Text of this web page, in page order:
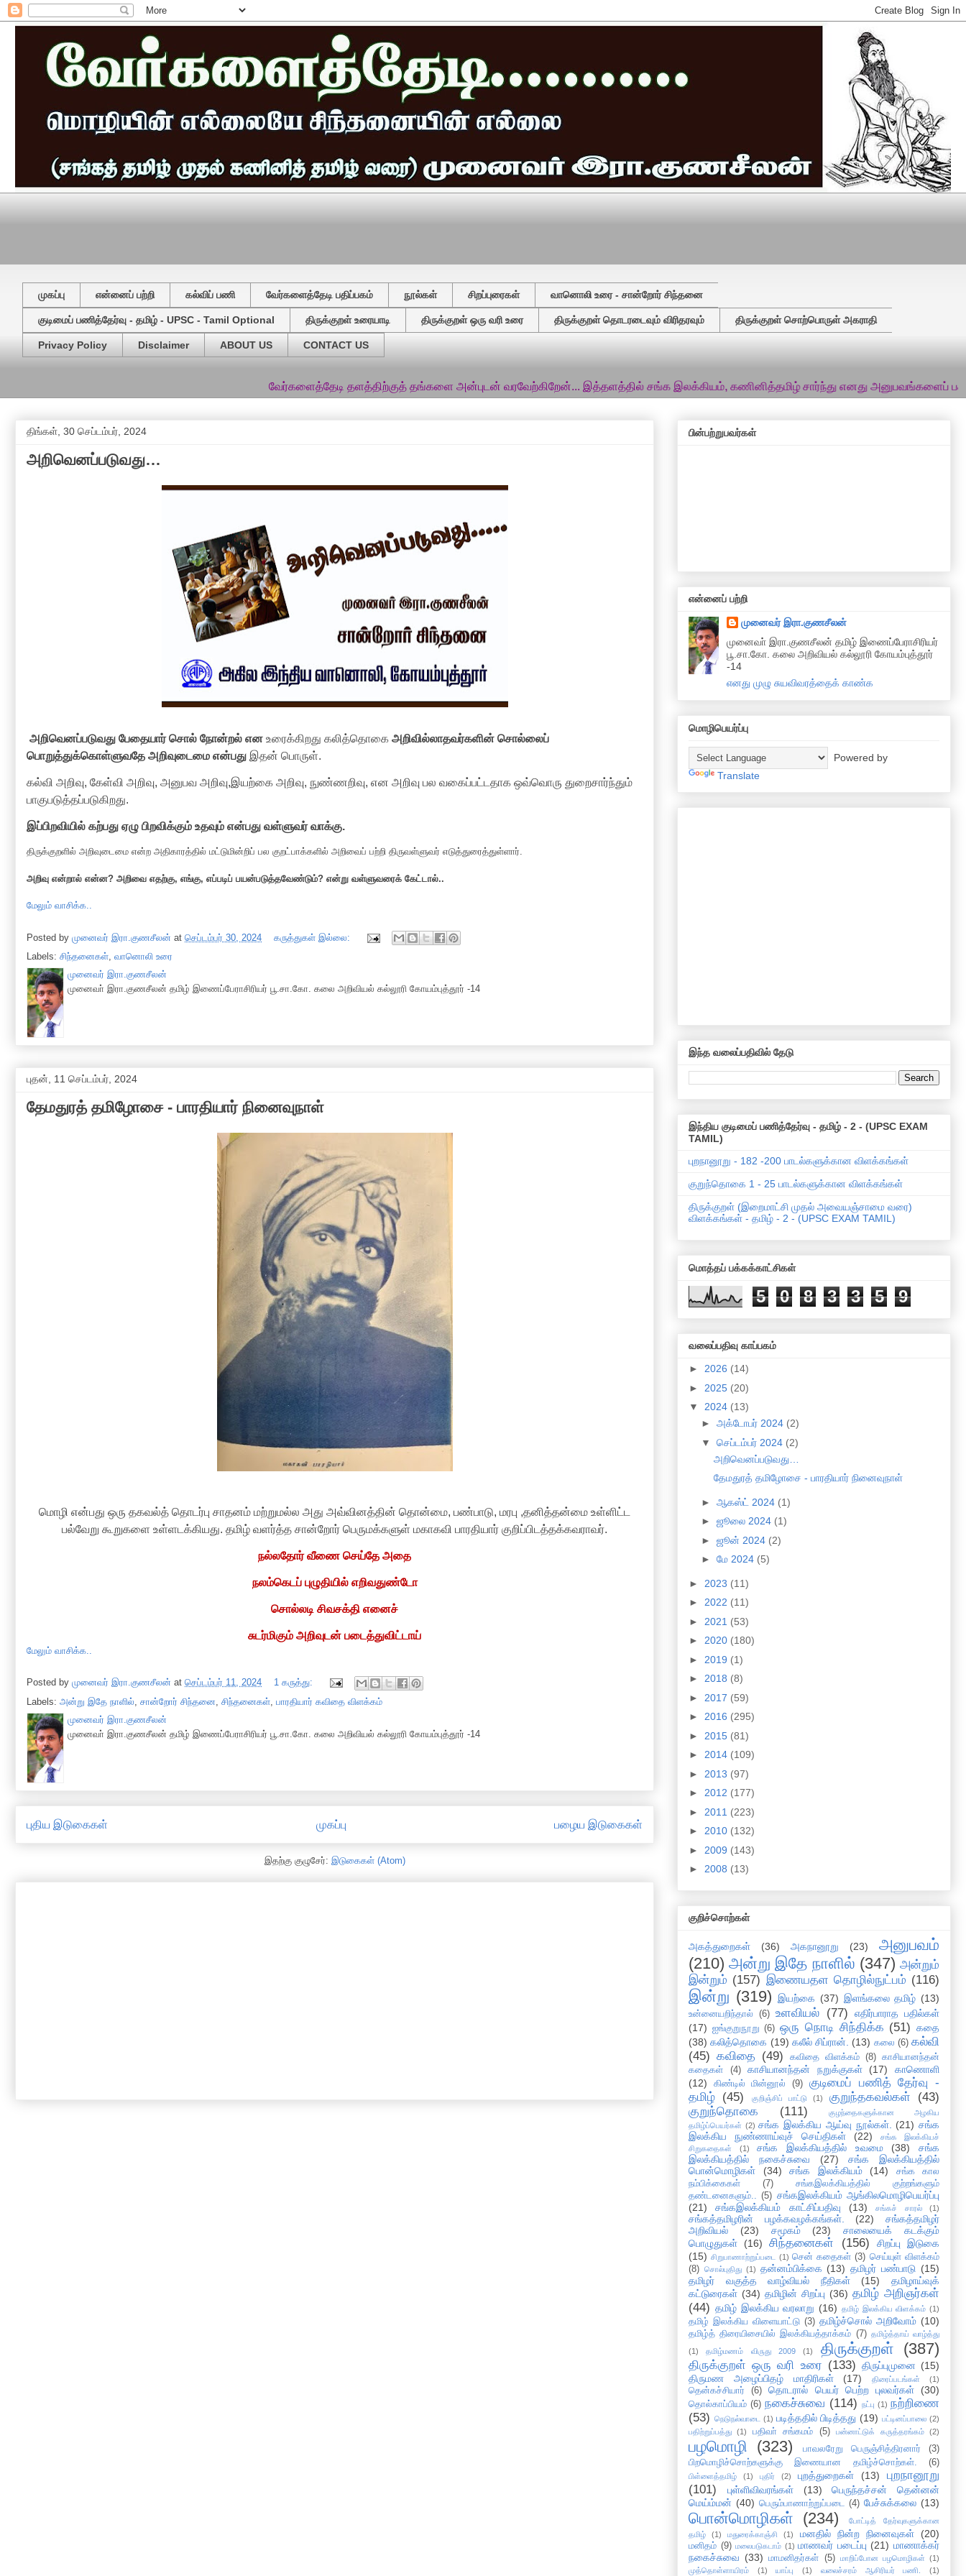
முகப்பு என்னைப் பற்றி கல்விப் பணி வேர்களைத்தேடி பதிப்பகம் நூல்கள் சிறப்புரைகள் வானொலி உரை - சான்றோர் சிந்தனை
குடிமைப் பணித்தேர்வு - தமிழ் - UPSC - Tamil Optional திருக்குறள் உரையாடி திருக்குறள் ஒரு வரி உரை திருக்குறள் தொடரடைவும் விரிதரவும் திருக்குறள் சொற்பொருள் அகராதி
Privacy Policy Disclaimer ABOUT US CONTACT US
வேர்களைத்தேடி தளத்திற்குத் தங்களை அன்புடன் வரவேற்கிறேன்... இத்தளத்தில் சங்க இலக்கியம், கணினித்தமிழ் சார்ந்து எனது அனுபவங்களைப் பகிர்ந்து
திங்கள், 30 செப்டம்பர், 2024
அறிவெனப்படுவது…
அறிவெனப்படுவது பேதையார் சொல் நோன்றல் என உரைக்கிறது கலித்தொகை அறிவில்லாதவர்களின் சொல்லைப்
பொறுத்துக்கொள்ளுவதே அறிவுடைமை என்பது இதன் பொருள்.
கல்வி அறிவு, கேள்வி அறிவு, அனுபவ அறிவு,இயற்கை அறிவு, நுண்ணறிவு, என அறிவு பல வகைப்பட்டதாக ஒவ்வொரு துறைசார்ந்தும்
பாகுபடுத்தப்படுகிறது.
இப்பிறவியில் கற்பது ஏழு பிறவிக்கும் உதவும் என்பது வள்ளுவர் வாக்கு.
திருக்குறளில் அறிவுடைமை என்ற அதிகாரத்தில் மட்டுமின்றிப் பல குறட்பாக்களில் அறிவைப் பற்றி திருவள்ளுவர் எடுத்துரைத்துள்ளார்.
அறிவு என்றால் என்ன? அறிவை எதற்கு, எங்கு, எப்படிப் பயன்படுத்தவேண்டும்? என்று வள்ளுவரைக் கேட்டால்..
மேலும் வாசிக்க..
Posted by முனைவர் இரா.குணசீலன் at செப்டம்பர் 30, 2024
கருத்துகள் இல்லை:
Labels: சிந்தனைகள், வானொலி உரை
முனைவர் இரா.குணசீலன்
முனைவா் இரா.குணசீலன் தமிழ் இணைப்பேராசிரியர் பூ.சா.கோ. கலை அறிவியல் கல்லூரி கோயம்புத்தூர் -14
புதன், 11 செப்டம்பர், 2024
தேமதுரத் தமிழோசை - பாரதியார் நினைவுநாள்
மொழி என்பது ஒரு தகவல்த் தொடர்பு சாதனம் மற்றுமல்ல அது அவ்வினத்தின் தொன்மை, பண்பாடு, மரபு ,தனித்தன்மை உள்ளிட்ட
பல்வேறு கூறுகளை உள்ளடக்கியது. தமிழ் வளர்த்த சான்றோர் பெருமக்களுள் மகாகவி பாரதியார் குறிப்பிடத்தக்கவராவர்.
நல்லதோர் வீணை செய்தே அதை
நலம்கெடப் புழுதியில் எறிவதுண்டோ
சொல்லடி சிவசக்தி எனைச்
சுடர்மிகும் அறிவுடன் படைத்துவிட்டாய்
மேலும் வாசிக்க..
Posted by முனைவர் இரா.குணசீலன் at செப்டம்பர் 11, 2024
1 கருத்து:
Labels: அன்று இதே நாளில், சான்றோர் சிந்தனை, சிந்தனைகள், பாரதியார் கவிதை விளக்கம்
முனைவர் இரா.குணசீலன்
முனைவா் இரா.குணசீலன் தமிழ் இணைப்பேராசிரியர் பூ.சா.கோ. கலை அறிவியல் கல்லூரி கோயம்புத்தூர் -14
புதிய இடுகைகள் பழைய இடுகைகள்
முகப்பு
இதற்கு குழுசேர்: இடுகைகள் (Atom)
பின்பற்றுபவர்கள்
என்னைப் பற்றி
முனைவர் இரா.குணசீலன்
முனைவா் இரா.குணசீலன் தமிழ் இணைப்பேராசிரியர்
பூ.சா.கோ. கலை அறிவியல் கல்லூரி கோயம்புத்தூர்
-14
எனது முழு சுயவிவரத்தைக் காண்க
மொழிபெயர்ப்பு
Powered by
Translate
இந்த வலைப்பதிவில் தேடு
இந்திய குடிமைப் பணித்தேர்வு - தமிழ் - 2 - (UPSC EXAM
TAMIL)
புறநானூறு - 182 -200 பாடல்களுக்கான விளக்கங்கள்
குறுந்தொகை 1 - 25 பாடல்களுக்கான விளக்கங்கள்
திருக்குறள் (இறைமாட்சி முதல் அவையஞ்சாமை வரை)
விளக்கங்கள் - தமிழ் - 2 - (UPSC EXAM TAMIL)
மொத்தப் பக்கக்காட்சிகள்
5 0 8 3 3 5 9
வலைப்பதிவு காப்பகம்
► 2026 (14)
► 2025 (20)
▼ 2024 (13)
► அக்டோபர் 2024 (2)
▼ செப்டம்பர் 2024 (2)
அறிவெனப்படுவது…
தேமதுரத் தமிழோசை - பாரதியார் நினைவுநாள்
► ஆகஸ்ட் 2024 (1)
► ஜூலை 2024 (1)
► ஜூன் 2024 (2)
► மே 2024 (5)
► 2023 (11)
► 2022 (11)
► 2021 (53)
► 2020 (180)
► 2019 (1)
► 2018 (8)
► 2017 (59)
► 2016 (295)
► 2015 (81)
► 2014 (109)
► 2013 (97)
► 2012 (177)
► 2011 (223)
► 2010 (132)
► 2009 (143)
► 2008 (13)
குறிச்சொற்கள்
அகத்துறைகள் (36) அகநானூறு (23)
அனுபவம்
(210) அன்று இதே நாளில் (347) அன்றும்
இன்றும் (157) இணையதள தொழில்நுட்பம் (116)
இன்று (319) இயற்கை (37) இளங்கலை தமிழ் (13)
உன்னையறிந்தால் (6) உளவியல் (77)
எதிர்பாராத பதில்கள்
(17) ஐங்குறுநூறு (6) ஒரு நொடி சிந்திக்க (51) கதை
(38) கலித்தொகை (19) கலீல் சிப்ரான். (13) கலை (6) கல்வி
(45) கவிதை (49) கவிதை விளக்கம் (8) காசியானந்தன்
கதைகள்
(4) காசியானந்தன் நறுக்குகள் (17)
காணொளி
(12)
கிண்டில் மின்னூல் (9)
குடிமைப் பணித் தேர்வு -
தமிழ் (45) குறிஞ்சிப் பாட்டு (1) குறுந்தகவல்கள்
(43)
குறுந்தொகை
(111)
குழந்தைகளுக்கான அழகிய
தமிழ்ப்பெயர்கள் (2) சங்க இலக்கிய ஆய்வு நூல்கள். (21) சங்க
இலக்கிய நுண்ணாய்வுச் செய்திகள்
(22)
சங்க இலக்கியச்
சிறுகதைகள்
(1) சங்க இலக்கியத்தில் உவமை (38)
சங்க
இலக்கியத்தில் நகைச்சுவை
(27)
சங்க இலக்கியத்தில்
பொன்மொழிகள்
(34) சங்க இலக்கியம் (14)
சங்க கால
நம்பிக்கைகள்
(7)
சங்கஇலக்கியத்தில் குற்றங்களும்
தண்டனைகளும்.. (5) சங்கஇலக்கியம் ஆங்கிலமொழிபெயர்ப்பு
(21)
சங்கஇலக்கியம் காட்சிப்பதிவு (13) சங்கச் சாரல் (1)
சங்கத்தமிழரின் பழக்கவழக்கங்கள். (22)
சங்கத்தமிழர்
அறிவியல்
(23) சமூகம் (23)
சாலையைக் கடக்கும்
பொழுதுகள்
(16) சிந்தனைகள் (156)
சிறப்பு இடுகை
(15) சிறுபாணாற்றுப்படை (1) சென் கதைகள் (3) செய்யுள் விளக்கம்
(8) சொல்புதிது (1) தன்னம்பிக்கை (13) தமிழர் பண்பாடு (15)
தமிழர் வகுத்த வாழ்வியல் நீதிகள்
(15)
தமிழாய்வுக்
கட்டுரைகள் (34) தமிழின் சிறப்பு (36) தமிழ் அறிஞர்கள்
(44) தமிழ் இலக்கிய வரலாறு (16) தமிழ் இலக்கிய விளக்கம் (1)
தமிழ் இலக்கிய விளையாட்டு (3) தமிழ்ச்சொல் அறிவோம் (10)
தமிழ்த் திரையிசையில் இலக்கியத்தாக்கம் (7) தமிழ்த்தாய் வாழ்த்து
(1)
தமிழ்மணம் விருது 2009 (1) திருக்குறள் (387)
திருக்குறள் ஒரு வரி உரை (133) திருப்புமுனை (15)
திருமண அழைப்பிதழ் மாதிரிகள்
(17) திரைப்படங்கள் (1)
தென்கச்சியார் (6) தொடரால் பெயர் பெற்ற புலவர்கள் (30)
தொல்காப்பியம் (6) நகைச்சுவை (114) நட்பு (1) நற்றிணை
(53) நெடுநல்வாடை (1) படித்ததில் பிடித்தது (19) பட்டினப்பாலை (2)
பதிற்றுப்பத்து
(1) பதிவா் சங்கமம் (5) பன்னாட்டுக் கருத்தரங்கம் (2)
பழமொழி (323) பாவலரேறு பெருஞ்சித்திரனார்
(3)
பிறமொழிச்சொற்களுக்கு இணையான தமிழ்ச்சொற்கள்.
(6)
பிள்ளைத்தமிழ் (1) புதிர் (2) புறத்துறைகள் (13)
புறநானூறு
(101)
புள்ளிவிவரங்கள் (13)
பெருந்தச்சன் தென்னன்
மெய்ம்மன் (40) பெரும்பாணாற்றுப்படை (4) பேச்சுக்கலை (13)
பொன்மொழிகள் (234)
போட்டித் தேர்வுகளுக்கான
தமிழ்
(1) மதுரைக்காஞ்சி (1) மனதில் நின்ற நினைவுகள் (20)
மனிதம் (9) மலைபடுகடாம் (1) மாணவர் படைப்பு (21) மாணாக்கர்
நகைச்சுவை (33) மாமனிதர்கள் (5) மாறிப்போன பழமொழிகள் (1)
முத்தொள்ளாயிரம்
(1) யாப்பு (1) வலைச்சரம் ஆசிரியர் பணி. (1)